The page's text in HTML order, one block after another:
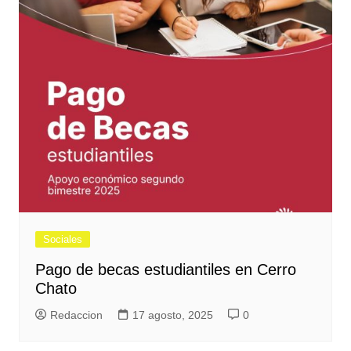
Sociales
Pago de becas estudiantiles en Cerro
Chato
Redaccion 17 agosto, 2025 0